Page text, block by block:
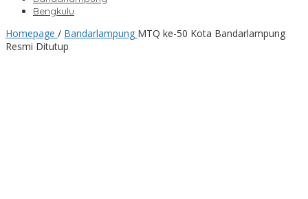
Bengkulu
Homepage / Bandarlampung MTQ ke-50 Kota Bandarlampung
Resmi Ditutup